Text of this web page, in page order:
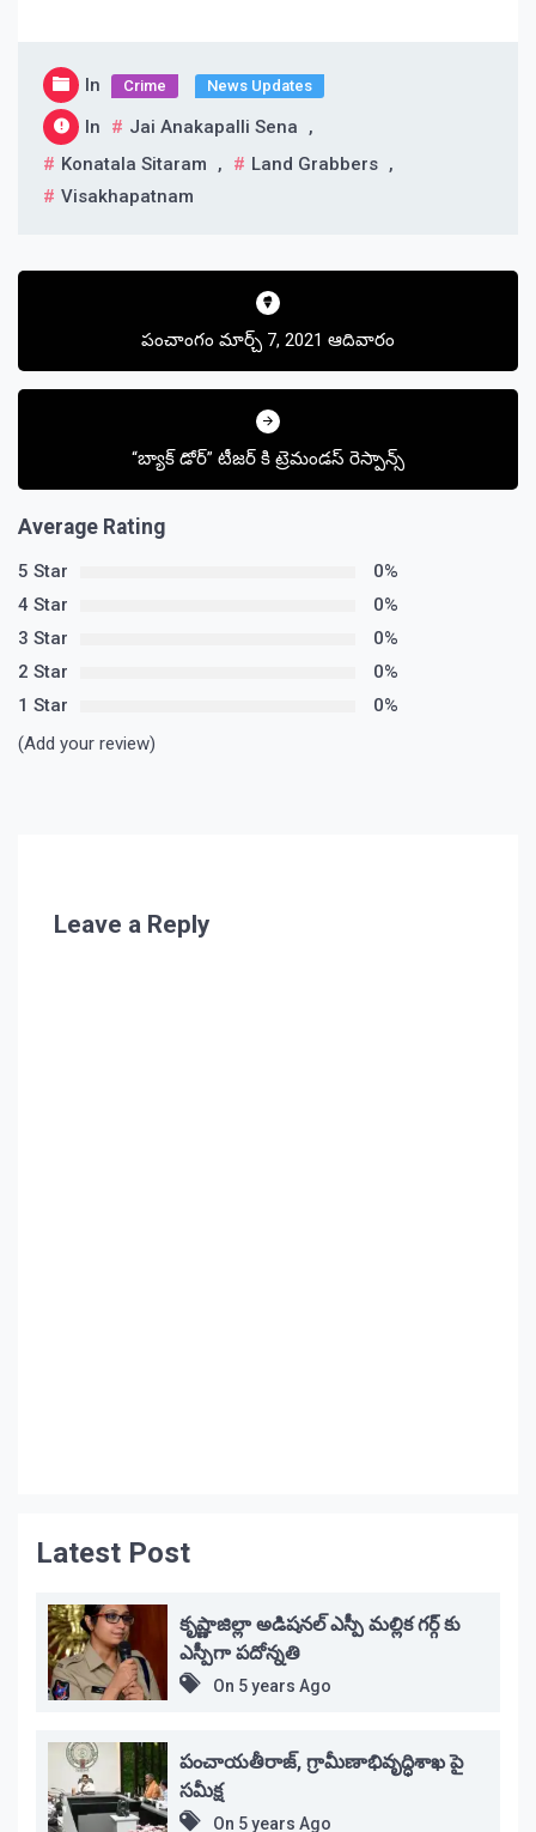
In Crime News Updates
In Jai Anakapalli Sena
,
Konatala Sitaram
, Land Grabbers ,
Visakhapatnam
Post
పంచాంగం మార్చ్ 7, 2021 ఆదివారం
“బ్యాక్ డోర్” టీజర్ కి ట్రెమండస్ రెస్పాన్స్
Average Rating
5 Star
0%
4 Star
0%
3 Star
0%
2 Star
0%
1 Star
0%
(Add your review)
Leave a Reply
Latest Post
కృష్ణాజిల్లా అడిషనల్ ఎస్పీ మల్లిక గర్గ్ కు
ఎస్పీగా పదోన్నతి
On 5 years Ago
పంచాయతీరాజ్, గ్రామీణాభివృద్ధిశాఖ పై
సమీక్ష
On 5 years Ago